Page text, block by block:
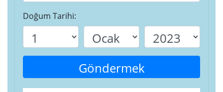
Doğum Tarihi:
Göndermek